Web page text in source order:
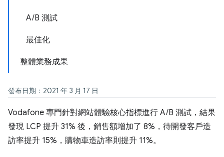
A/B 測試
最佳化
整體業務成果
發布日期：2021 年 3 月 17 日
Vodafone 專門針對網站體驗核心指標進行 A/B 測試，結果
發現 LCP 提升 31% 後，銷售額增加了 8%，待開發客戶造
訪率提升 15%，購物車造訪率則提升 11%。